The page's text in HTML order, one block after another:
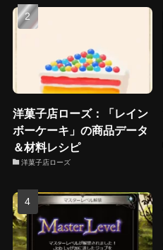
洋菓子店ローズ：「レイン
ボーケーキ」の商品データ
＆材料レシピ
洋菓子店ローズ